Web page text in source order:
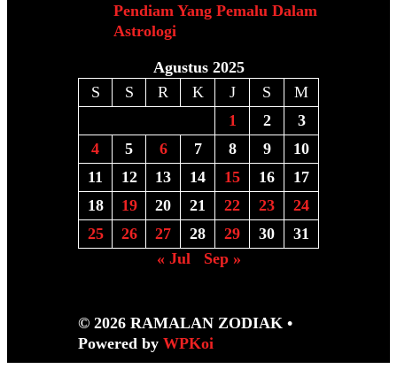
Pendiam Yang Pemalu Dalam
Astrologi
Agustus 2025
S
S R K J S
M
1
2
3
4
5 6 7 8 9
10
11
12 13 14 15 16
17
18
19 20 21 22 23
24
25
26 27 28 29 30
31
« Jul
Sep »
© 2026 RAMALAN ZODIAK •
Powered by WPKoi